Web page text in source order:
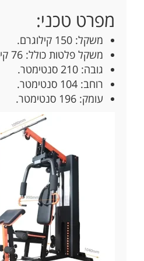
מפרט טכני:
משקל: 150 קילוגרם.
משקל פלטות כולל: 76 קילו.
גובה: 210 סנטימטר.
רוחב: 104 סנטימטר.
עומק: 196 סנטימטר.